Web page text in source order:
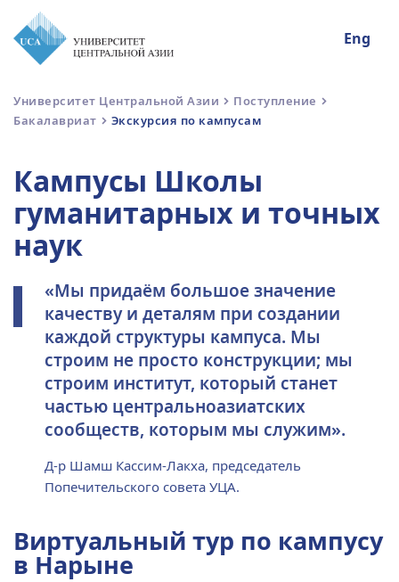
Eng
Университет Центральной Азии
Поступление
Бакалавриат
Экскурсия по кампусам
Кампусы Школы
гуманитарных и точных
наук
«Мы придаём большое значение
качеству и деталям при создании
каждой структуры кампуса. Мы
строим не просто конструкции; мы
строим институт, который станет
частью центральноазиатских
сообществ, которым мы служим».
Д-р Шамш Кассим-Лакха, председатель
Попечительского совета УЦА.
Виртуальный тур по кампусу
в Нарыне